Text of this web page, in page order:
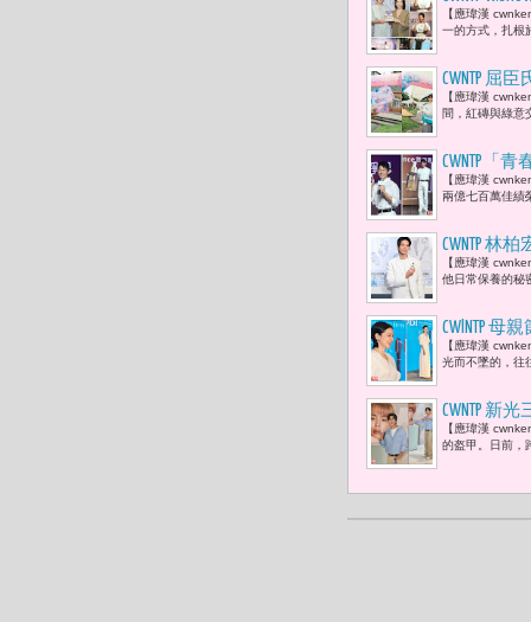
傳家寶。」
【應瑋漢
一的方式，扎根
CWNTP 屈
身心 「美
【應瑋漢
間，紅磚與綠意
​CWNTP「
信仰的「
【應瑋漢
兩億七百萬佳績
CWNTP 林
【應瑋漢
他日常保養的秘
CWlNTP 母
光裡 預見
【應瑋漢
光而不墜的，往
CWNTP 新
子？憑什
【應瑋漢
的盔甲。日前，